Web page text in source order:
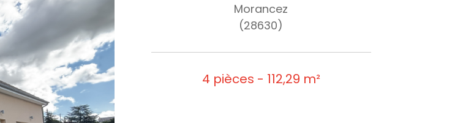
Morancez
(28630)
4 pièces - 112,29 m²